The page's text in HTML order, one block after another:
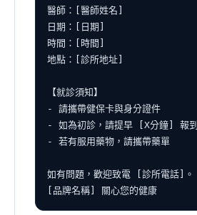
醫師：[醫師姓名]
日期：[日期]
時間：[時間]
地點：[診所地址]
【就診須知】
- 請攜帶健保卡與身分證件
- 如為初診，請提早 [X分鐘] 報到
- 若有服用藥物，請攜帶藥單
如有問題，歡迎致電 [診所電話]。
[品牌名稱] 關心您的健康